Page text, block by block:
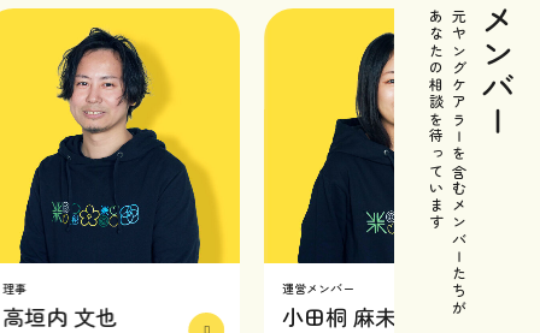
メンバー
元ヤングケアラーを含むメンバーたちが
あなたの相談を待っています
内 文也
運営メンバー
小田桐 麻未